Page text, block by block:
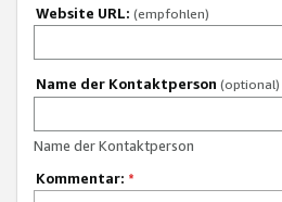
Website URL: (empfohlen)
Name der Kontaktperson (optional)
Name der Kontaktperson
Kommentar: *